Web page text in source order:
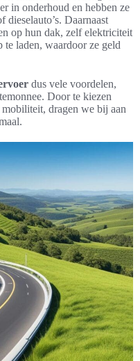
in onderhoud en hebben ze
dieselauto’s. Daarnaast
op hun dak, zelf elektriciteit
laden, waardoor ze geld
dus vele voordelen,
Door te kiezen
dragen we bij aan